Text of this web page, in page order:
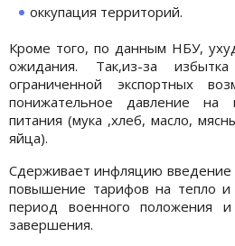
оккупация территорий.
Кроме того, по данным НБУ,
ожидания. Так,из-за
ограниченной экспортных
понижательное давление на
питания (мука ,хлеб, масло,
яйца).
Сдерживает инфляцию
повышение тарифов на тепло и
период военного положения
завершения.